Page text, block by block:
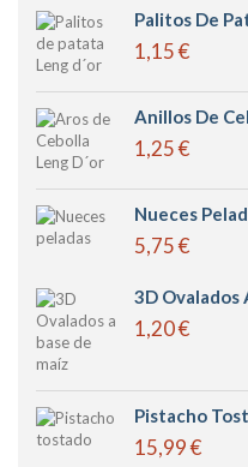
Palitos De
1,15 €
Anillos De
1,25 €
Nueces
5,75 €
3D Ovalados
1,20 €
Pistacho
15,99 €